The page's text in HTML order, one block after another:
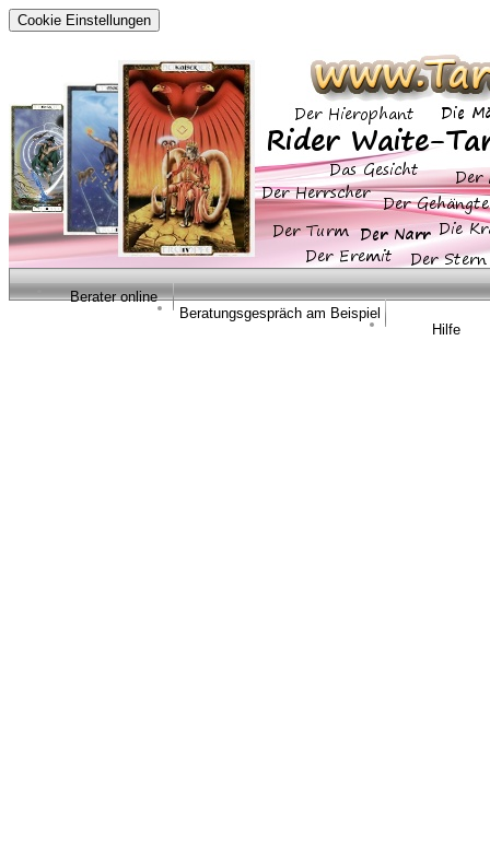
Cookie Einstellungen
Berater online
Beratungsgespräch am Beispiel
Hilfe